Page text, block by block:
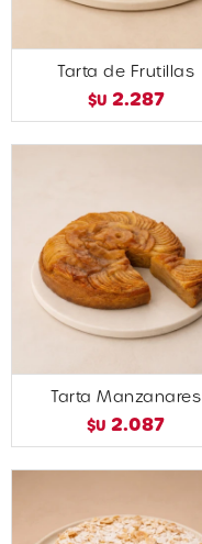
Tarta de Frutillas
$U 2.287
Tarta Manzanares
$U 2.087